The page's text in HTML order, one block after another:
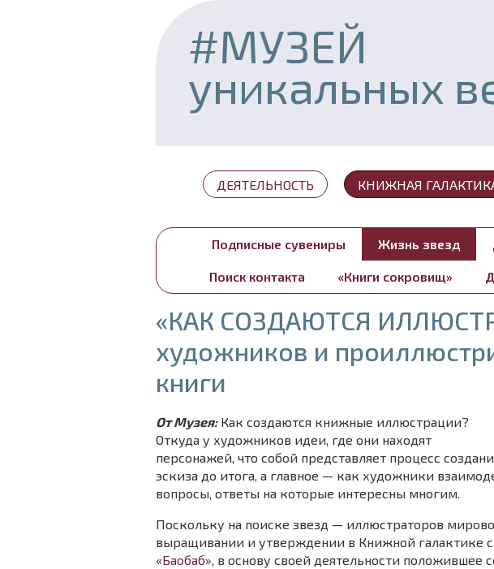
#МУЗЕЙ
уникальных
ДЕЯТЕЛЬНОСТЬ КНИЖНАЯ
Подписные сувениры Жизнь звезд
Поиск контакта «Книги сокровищ»
«КАК СОЗДАЮТСЯ
художников и
книги
От Музея:Как создаются книжные иллюстрации?
Откуда у художников идеи, где они находят
персонажей, что собой представляет процесс
эскиза до итога, а главное — как художники
вопросы, ответы на которые интересны многим.
Поскольку на поиске звезд — иллюстраторов
выращивании и утверждении в Книжной галактике
«Баобаб», в основу своей деятельности положившее